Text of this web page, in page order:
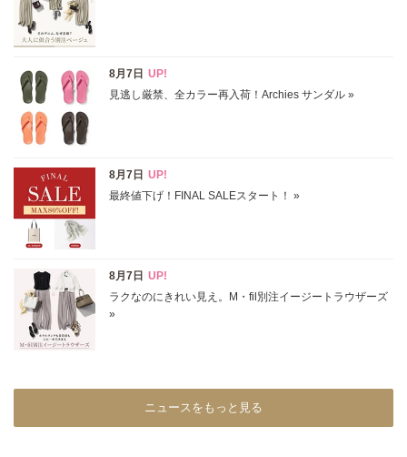
掲載雑誌
価格
表示オプション
すべて
SALE商品
再入荷
カラー
ニュースをもっと見る